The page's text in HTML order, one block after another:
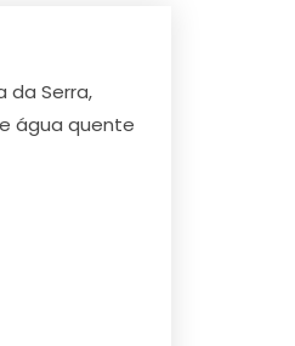
da Serra,
água quente